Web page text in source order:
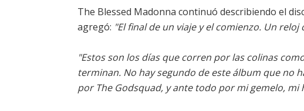
The Blessed Madonna continuó describiendo el
agregó: "El final de un viaje y el comienzo. Un
"Estos son los días que corren por las colinas
terminan. No hay segundo de este álbum que no
por The Godsquad, y ante todo por mi gemelo, mi